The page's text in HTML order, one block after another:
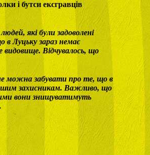
і бутси ексгравців
які були задоволені
Луцьку зараз немає
видовище. Відчувалось, що
можна забувати про те, що в
захисникам. Важливо, що
вони знищуватимуть